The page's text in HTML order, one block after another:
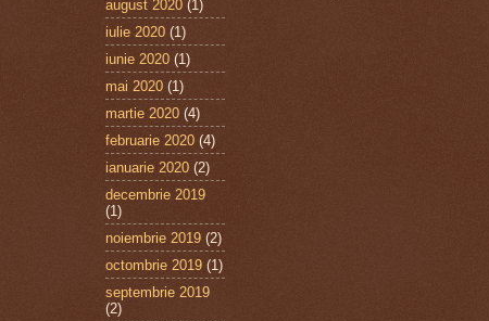
august 2020 (1)
iulie 2020 (1)
iunie 2020 (1)
mai 2020 (1)
martie 2020 (4)
februarie 2020 (4)
ianuarie 2020 (2)
decembrie 2019
(1)
noiembrie 2019 (2)
octombrie 2019 (1)
septembrie 2019
(2)